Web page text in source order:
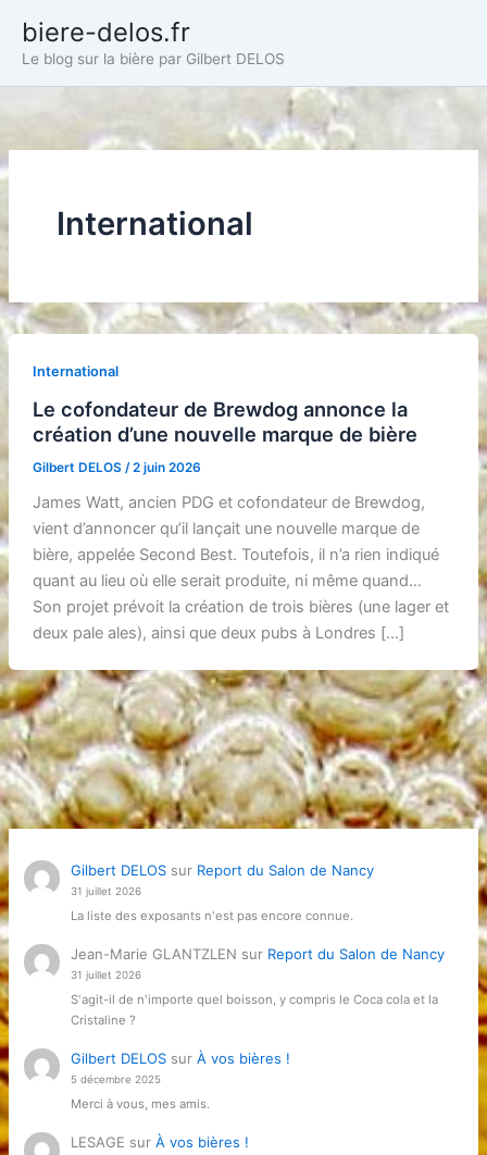
contenu
biere-delos.fr
Le blog sur la bière par Gilbert DELOS
International
International
Le cofondateur de Brewdog annonce la
création d’une nouvelle marque de bière
Gilbert DELOS /2 juin 2026
James Watt, ancien PDG et cofondateur de Brewdog,
vient d’annoncer qu’il lançait une nouvelle marque de
bière, appelée Second Best. Toutefois, il n’a rien indiqué
quant au lieu où elle serait produite, ni même quand…
Son projet prévoit la création de trois bières (une lager et
deux pale ales), ainsi que deux pubs à Londres […]
Gilbert DELOSsur Report du Salon de Nancy
31 juillet 2026
La liste des exposants n'est pas encore connue.
Jean-Marie GLANTZLEN sur Report du Salon de Nancy
31 juillet 2026
S'agit-il de n'importe quel boisson, y compris le Coca cola et la
Cristaline ?
Gilbert DELOSsur À vos bières !
5 décembre 2025
Merci à vous, mes amis.
LESAGE sur À vos bières !